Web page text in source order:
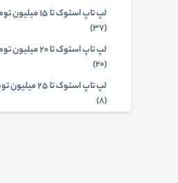
لپ تاپ استوک تا 15
(37)
لپ تاپ استوک تا 20
(20)
لپ تاپ استوک تا 25
(8)